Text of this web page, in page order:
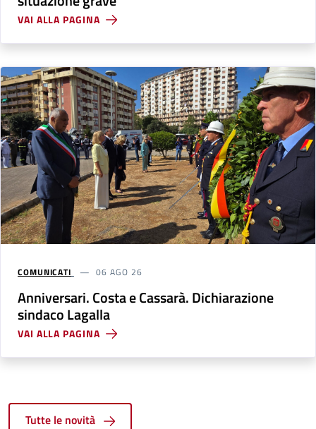
VAI ALLA PAGINA
COMUNICATI 06 AGO 26
Anniversari. Costa e Cassarà. Dichiarazione
sindaco Lagalla
VAI ALLA PAGINA
Tutte le novità